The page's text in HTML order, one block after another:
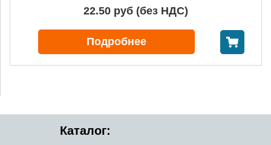
22.50 руб (без НДС)
Подробнее
Каталог: